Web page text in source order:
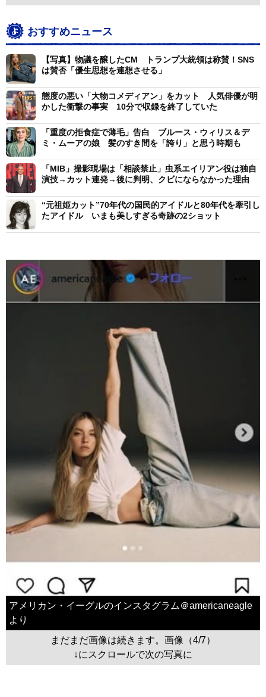
おすすめニュース
【写真】物議を醸したCM トランプ大統領は称賛！SNS
は賛否「優生思想を連想させる」
態度の悪い「大物コメディアン」をカット 人気俳優が明
かした衝撃の事実 10分で収録を終了していた
「重度の拒食症で薄毛」告白 ブルース・ウィリス＆デ
ミ・ムーアの娘 髪のすき間を「誇り」と思う時期も
「MIB」撮影現場は「相談禁止」虫系エイリアン役は独自
演技→カット連発→後に判明、クビにならなかった理由
“元祖姫カット”70年代の国民的アイドルと80年代を牽引し
たアイドル いまも美しすぎる奇跡の2ショット
アメリカン・イーグルのインスタグラム＠americaneagle
より
まだまだ画像は続きます。画像（4/7）
↓にスクロールで次の写真に